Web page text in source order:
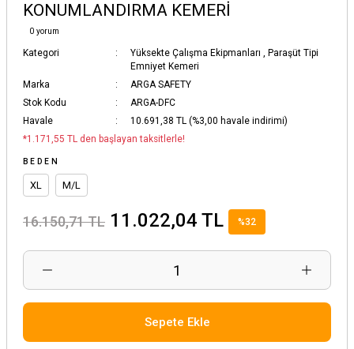
KONUMLANDIRMA KEMERİ
0 yorum
Kategori Yüksekte Çalışma Ekipmanları , Paraşüt Tipi
Emniyet Kemeri
Marka
ARGA SAFETY
Stok Kodu
ARGA-DFC
Havale
10.691,38 TL (%3,00 havale indirimi)
*1.171,55 TL den başlayan taksitlerle!
BEDEN
XL M/L
16.150,71 TL 11.022,04 TL %32
Sepete Ekle